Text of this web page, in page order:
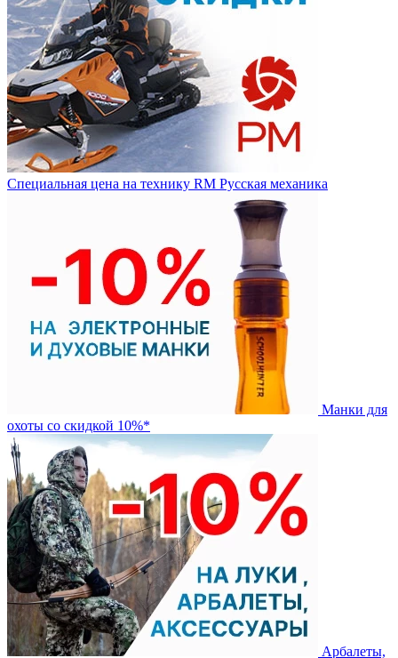
Специальная цена на технику RM Русская механика
Манки для
охоты со скидкой 10%*
Арбалеты,